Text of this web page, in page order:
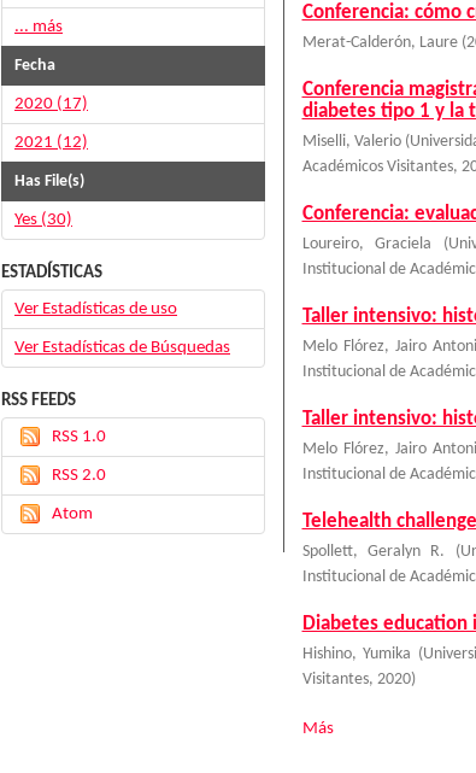
Conferencia: cómo
Merat-Calderón, Laure (
Conferencia
diabetes tipo 1 y la
Miselli, Valerio (
Académicos Visitantes,
Conferencia:
Loureiro, Graciela (
Institucional de
Taller intensivo:
Melo Flórez, Jairo
Institucional de
Taller intensivo:
Melo Flórez, Jairo
Institucional de
Telehealth
Spollett, Geralyn R. (
Institucional de
Diabetes education
Hishino, Yumika (
Visitantes, 2020)
Más
... más
Fecha
2020 (17)
2021 (12)
Has File(s)
Yes (30)
ESTADÍSTICAS
Ver Estadísticas de uso
Ver Estadísticas de Búsquedas
RSS FEEDS
RSS 1.0
RSS 2.0
Atom